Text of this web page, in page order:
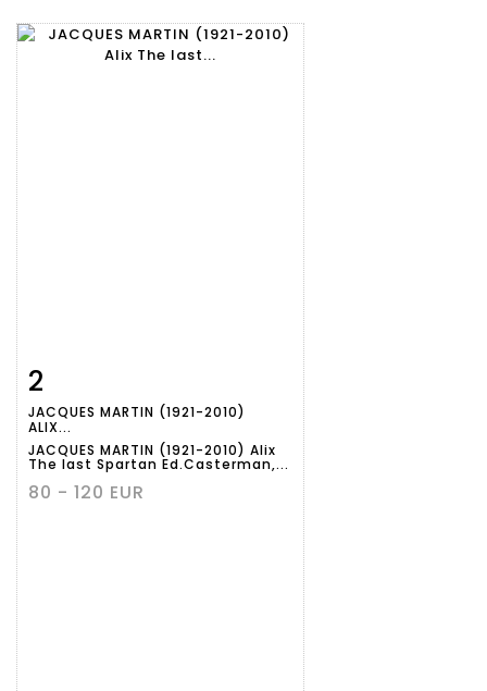
2
JACQUES MARTIN (1921-2010)
ALIX...
JACQUES MARTIN (1921-2010) Alix
The last Spartan Ed.Casterman,...
80 - 120 EUR